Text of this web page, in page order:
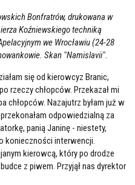
Bonfratrów, drukowana w
Koźniewskiego techniką
we Wrocławiu (24-28
Skan "Namislavii".
się od kierowcyz Branic,
rzeczy chłopców. Przekazał mi
chłopców. Nazajutrz byłam już w
odpowiedzialną za
panią Janinę - niestety,
konieczności interwencji.
kierowcą, który po drodze
z piwem. Przyjął nas dyrektor